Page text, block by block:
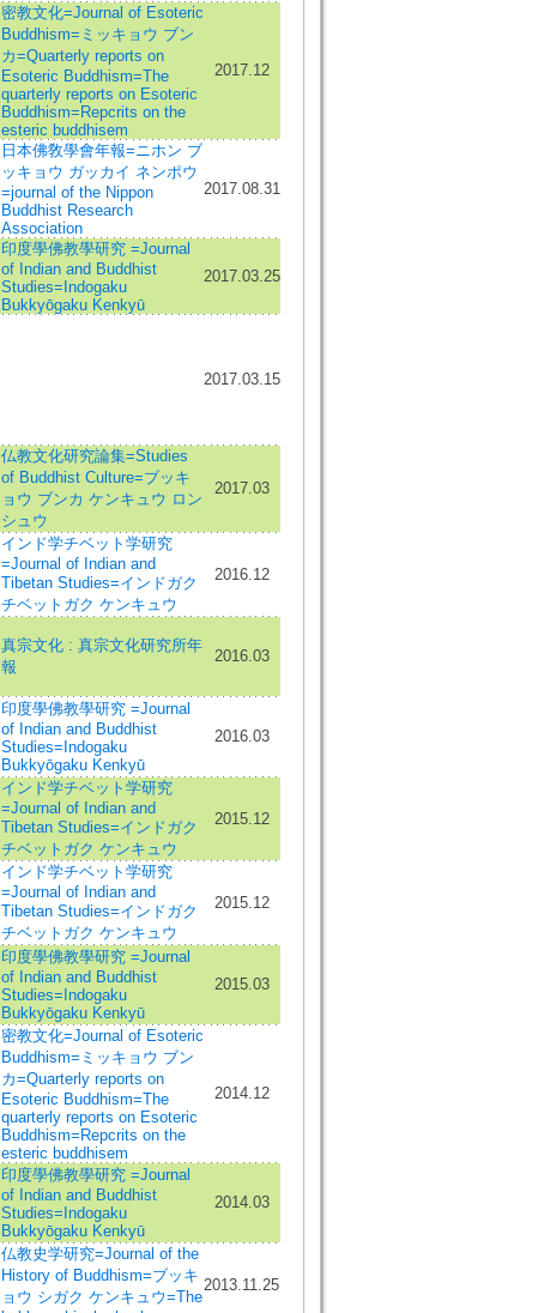
密教文化=Journal of Esoteric
Buddhism=ミッキョウ ブン
カ=Quarterly reports on
Esoteric Buddhism=The
quarterly reports on Esoteric
Buddhism=Repcrits on the
esteric buddhisem
2017.12
日本佛敎學會年報=ニホン ブ
ッキョウ ガッカイ ネンポウ
=journal of the Nippon
Buddhist Research
Association
2017.08.31
印度學佛教學研究 =Journal
of Indian and Buddhist
Studies=Indogaku
Bukkyōgaku Kenkyū
2017.03.25
2017.03.15
仏教文化研究論集=Studies
of Buddhist Culture=ブッキ
ョウ ブンカ ケンキュウ ロン
シュウ
2017.03
インド学チベット学研究
=Journal of Indian and
Tibetan Studies=インドガク
チベットガク ケンキュウ
2016.12
真宗文化 : 真宗文化研究所年
報
2016.03
印度學佛教學研究 =Journal
of Indian and Buddhist
Studies=Indogaku
Bukkyōgaku Kenkyū
2016.03
インド学チベット学研究
=Journal of Indian and
Tibetan Studies=インドガク
チベットガク ケンキュウ
2015.12
インド学チベット学研究
=Journal of Indian and
Tibetan Studies=インドガク
チベットガク ケンキュウ
2015.12
印度學佛教學研究 =Journal
of Indian and Buddhist
Studies=Indogaku
Bukkyōgaku Kenkyū
2015.03
密教文化=Journal of Esoteric
Buddhism=ミッキョウ ブン
カ=Quarterly reports on
Esoteric Buddhism=The
quarterly reports on Esoteric
Buddhism=Repcrits on the
esteric buddhisem
2014.12
印度學佛教學研究 =Journal
of Indian and Buddhist
Studies=Indogaku
Bukkyōgaku Kenkyū
2014.03
仏教史学研究=Journal of the
History of Buddhism=ブッキ
ョウ シガク ケンキュウ=The
2013.11.25